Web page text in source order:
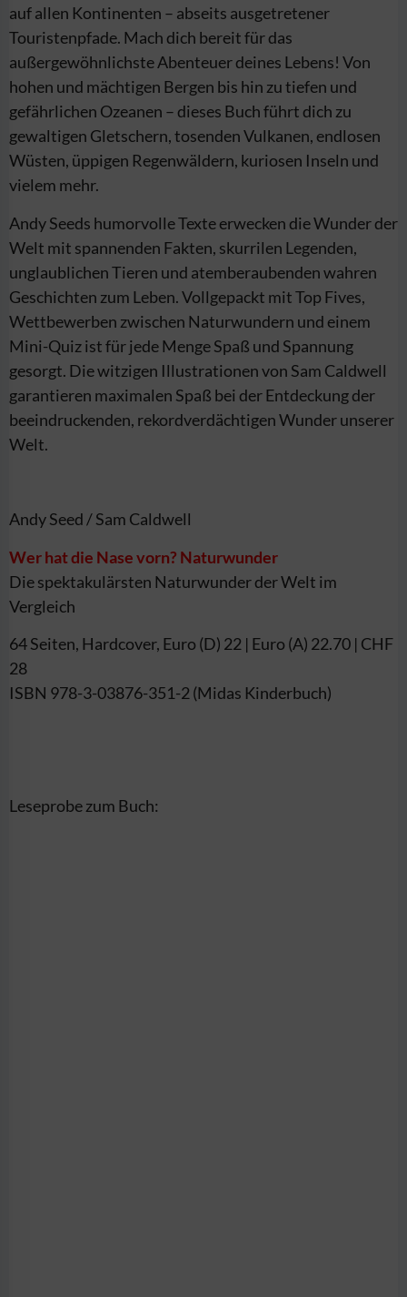
auf allen Kontinenten – abseits ausgetretener
Touristenpfade. Mach dich bereit für das
außergewöhnlichste Abenteuer deines Lebens! Von
hohen und mächtigen Bergen bis hin zu tiefen und
gefährlichen Ozeanen – dieses Buch führt dich zu
gewaltigen Gletschern, tosenden Vulkanen, endlosen
Wüsten, üppigen Regenwäldern, kuriosen Inseln und
vielem mehr.
Andy Seeds humorvolle Texte erwecken die Wunder der
Welt mit spannenden Fakten, skurrilen Legenden,
unglaublichen Tieren und atemberaubenden wahren
Geschichten zum Leben. Vollgepackt mit Top Fives,
Wettbewerben zwischen Naturwundern und einem
Mini-Quiz ist für jede Menge Spaß und Spannung
gesorgt. Die witzigen Illustrationen von Sam Caldwell
garantieren maximalen Spaß bei der Entdeckung der
beeindruckenden, rekordverdächtigen Wunder unserer
Welt.
Andy Seed / Sam Caldwell
Wer hat die Nase vorn? Naturwunder
Die spektakulärsten Naturwunder der Welt im
Vergleich
64 Seiten, Hardcover, Euro (D) 22 | Euro (A) 22.70 | CHF
28
ISBN 978-3-03876-351-2 (Midas Kinderbuch)
Leseprobe zum Buch: